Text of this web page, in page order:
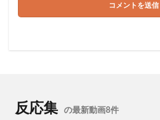
反応集 の最新動画8件